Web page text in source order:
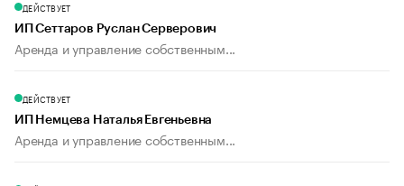
ДЕЙСТВУЕТ
ИП Сеттаров Руслан Серверович
Аренда и управление собственным...
ДЕЙСТВУЕТ
ИП Немцева Наталья Евгеньевна
Аренда и управление собственным...